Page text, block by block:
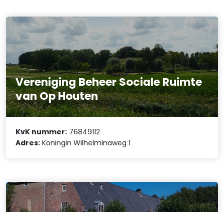
Vereniging Beheer Sociale Ruimte
van Op Houten
KvK nummer: 76849112
Adres: Koningin Wilhelminaweg 1